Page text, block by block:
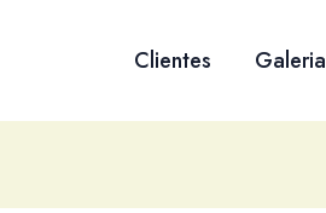
Clientes Galeria